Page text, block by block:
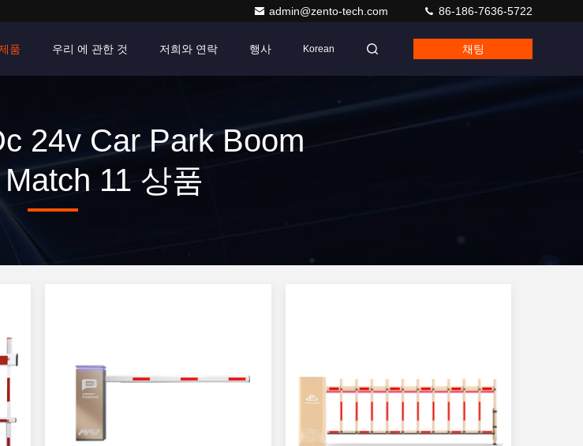
admin@zento-tech.com 86-186-7636-5722
품 우리 에 관한 것 저희와 연락 행사 Korean 채팅
24v Car Park Boom
11 상품